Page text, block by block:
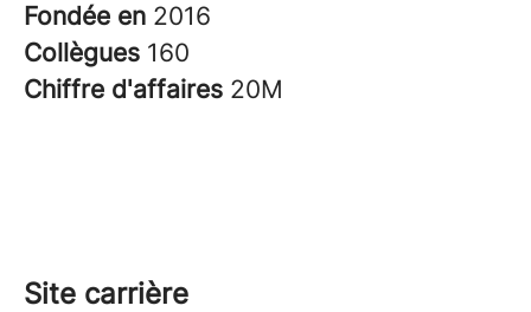
Fondée en 2016
Collègues 160
Chiffre d'affaires 20M
Site carrière